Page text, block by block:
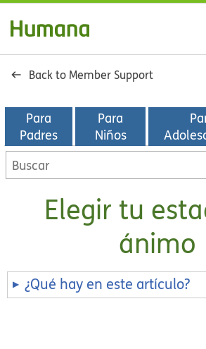
Back to Member Support
Para
Padres
Para
Niños
Buscar
en
bibliotecaElegir tu
ánimo
¿Qué hay en este artículo?